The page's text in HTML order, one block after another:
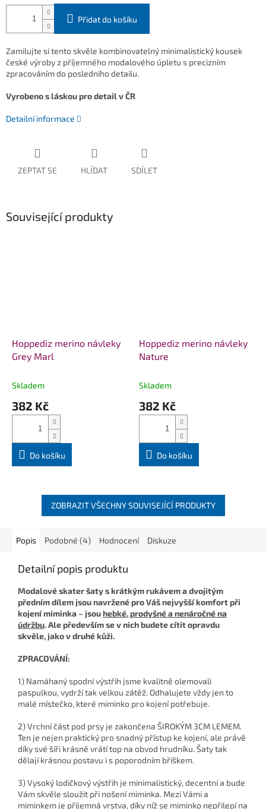
Přidat do košíku
Zamilujte si tento skvěle kombinovatelný minimalistický kousek
české výroby z příjemného modalového úpletu s precizním
zpracováním do posledního detailu.
Vyrobeno s láskou pro detail v ČR
Detailní informace
ZEPTAT SE HLÍDAT SDÍLET
Související produkty
Hoppediz merino návleky
Grey Marl
Skladem
382 Kč
Do košíku
Hoppediz merino návleky
Nature
Skladem
382 Kč
Do košíku
ZOBRAZIT VŠECHNY SOUVISEJÍCÍ PRODUKTY
Popis Podobné (4) Hodnocení Diskuze
Detailní popis produktu
Modalové skater šaty s krátkým rukávem a dvojitým
předním dílem jsou navržené pro Váš nejvyšší komfort při
kojení miminka – jsouhebké, prodyšné a nenáročné na
údržbu. Ale především se v nich budete cítit opravdu
skvěle, jako v druhé kůži.
ZPRACOVÁNÍ:
1) Namáhaný spodní výstřih jsme kvalitně olemovali
paspulkou, vydrží tak velkou zátěž. Odhalujete vždy jen to
malé místečko, které miminko pro kojení potřebuje.
2) Vrchní část pod prsy je zakončena ŠIROKÝM 3CM LEMEM.
Ten je nejen praktický pro snadný přístup ke kojení, ale právě
díky své šíři krásně vrátí top na obvod hrudníku. Šaty tak
dělají krásnou postavu i s poporodním bříškem.
3) Vysoký lodičkový výstřih je minimalistický, decentní a bude
Vám skvěle sloužit při nošení miminka. Mezi Vámi a
miminkem je příjemná vrstva, díky níž se miminko nepřilepí na